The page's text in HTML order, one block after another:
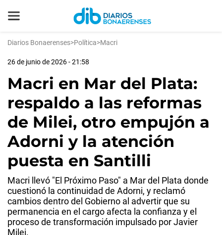
Diarios Bonaerenses>Política>Macri
26 de junio de 2026 - 21:58
Macri en Mar del Plata:
respaldo a las reformas
de Milei, otro empujón a
Adorni y la atención
puesta en Santilli
Macri llevó "El Próximo Paso" a Mar del Plata donde
cuestionó la continuidad de Adorni, y reclamó
cambios dentro del Gobierno al advertir que su
permanencia en el cargo afecta la confianza y el
proceso de transformación impulsado por Javier
Milei.